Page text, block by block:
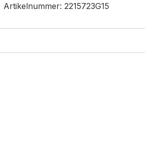
Artikelnummer: 2215723G15